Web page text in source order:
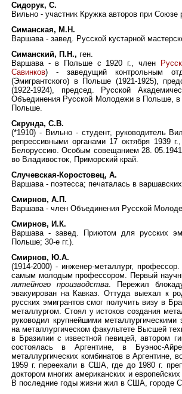
Сидорук, С.
Вильно - участник Кружка авторов при
Симанская, М.Н.
Варшава - завед. Русской кустарной
Симанский, П.Н., ген.
Варшава - в Польше с 1920 г., член
Савинков) - заведущий контрольным
(Эмигрантского) в Польше (1921-1925),
(1922-1924), председ. Русской
Объединения Русской Молодежи в Польше, в
Польше.
Скрунда, С.В.
(*1910) - Вильно - студент, руководитель
репрессивными органами 17 октября 1939
Белоруссию. Особым совещанием 28. 05.1941
во Владивосток, Приморский край.
Случевская-Коростовец, А.
Варшава - поэтесса; печаталась в
Смирнов, А.П.
Варшава - член Объединения Русской
Смирнов, И.К.
Варшава - завед. Приютом для русских
Польше; 30-е гг.).
Смирнов, Ю.А.
(1914-2000) - инженер-металлург,
самым молодым профессором. Первый
литейного производства. Пережил
эвакуирован на Кавказ. Оттуда выехал к
русских эмигрантов смог получить визу в
металлургом. Стоял у истоков создания
руководил крупнейшими
на металлургическом факультете Высшей
в Бразилии с известной певицей, автором
состоялась в Аргентине, в Буэнос-
металлургических комбинатов в
1959 г. переехали в США, где до 1980 г.
доктором многих американских и
В последние годы жизни жил в США, городе